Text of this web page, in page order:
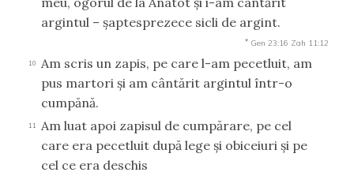
argintul – şaptesprezece sicli de argint.
* Gen 23:16 Zah 11:12
10
Am scris un zapis, pe care l-am pecetluit, am
pus martori şi am cântărit argintul într-o
cumpănă.
11
Am luat apoi zapisul de cumpărare, pe cel
care era pecetluit după lege şi obiceiuri şi pe
cel ce era deschis